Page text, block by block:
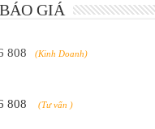
GIÁ
808 (Kinh Doanh)
808 (Tư vấn )